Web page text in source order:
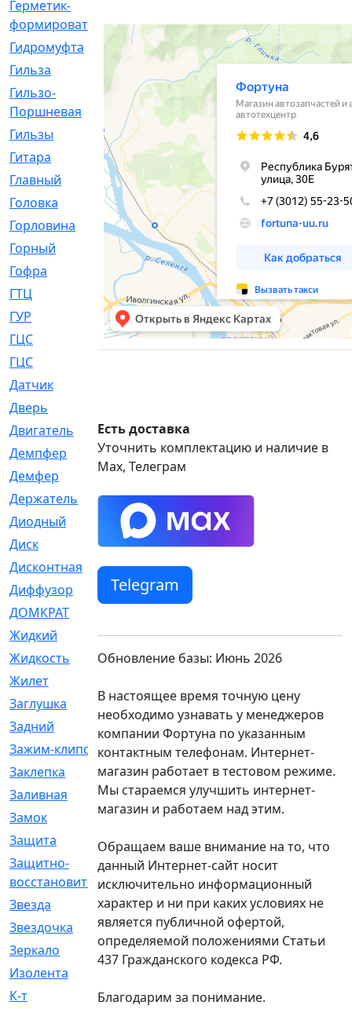
Герметик-
формирователь
Гидромуфта
[47]
Гильза
Гильзо-
Поршневая
[13]
Гильзы
[259]
Гитара
[7]
Главный
[29]
Головка
[28]
Горловина
[14]
Горный
[1]
Гофра
[86]
ГТЦ
[96]
ГУР
[34]
ГЦC
[6]
ГЦС
Датчик
Дверь
Двигатель
[64]
Демпфер
[2]
Демфер
[1]
Держатель
[5]
Диодный
[3]
Диск
[418]
Дисконтная
[1]
Диффузор
[1]
ДОМКРАТ
Жидкий
[5]
Жидкость
[80]
Жилет
Заглушка
[21]
Задний
[528]
Зажим-клипса
[1]
Заклепка
[1]
Заливная
[4]
Замок
[12]
Защита
[79]
Защитно-
восстановительный
[4]
Звезда
[1]
Звездочка
[5]
Зеркало
[369]
Изолента
К-т
[13]
Есть доставка
Уточнить комплектацию и наличие в
Max, Телеграм
Telegram
Обновление базы: Июнь 2026
В настоящее время точную цену
необходимо узнавать у менеджеров
компании Фортуна по указанным
контактным телефонам. Интернет-
магазин работает в тестовом режиме.
Мы стараемся улучшить интернет-
магазин и работаем над этим.
Обращаем ваше внимание на то, что
данный Интернет-сайт носит
исключительно информационный
характер и ни при каких условиях не
является публичной офертой,
определяемой положениями Статьи
437 Гражданского кодекса РФ.
Благодарим за понимание.